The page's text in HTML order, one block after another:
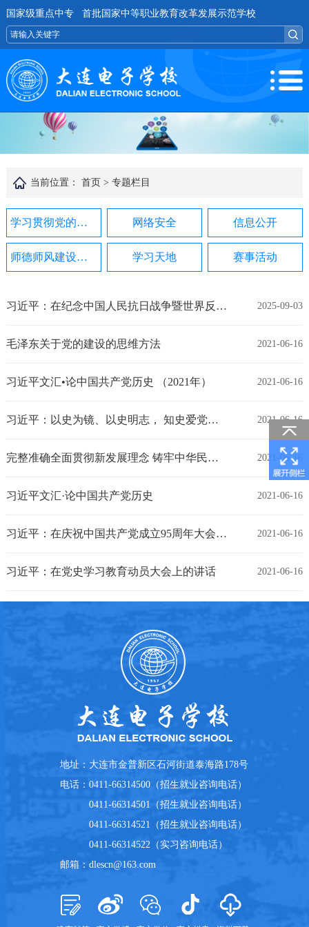
国家级重点中专 首批国家中等职业教育改革发展示范学校
当前位置： 首页 > 专题栏目
学习贯彻党的二十届四中全会精神 网络安全 信息公开
师德师风建设专项整治行动专栏 学习天地 赛事活动
习近平：在纪念中国人民抗日战争暨世界反法西斯战争胜利80周年大会上的讲话 2025-09-03
毛泽东关于党的建设的思维方法 2021-06-16
习近平文汇•论中国共产党历史 （2021年） 2021-06-16
习近平：以史为镜、以史明志， 知史爱党、知史爱国 2021-06-16
完整准确全面贯彻新发展理念 铸牢中华民族共同体意识 2021-06-16
习近平文汇·论中国共产党历史 2021-06-16
习近平：在庆祝中国共产党成立95周年大会上的讲话 2021-06-16
习近平：在党史学习教育动员大会上的讲话 2021-06-16
地址： 大连市金普新区石河街道泰海路178号
电话：0411-66314500（招生就业咨询电话）
0411-66314501（招生就业咨询电话）
0411-66314521（招生就业咨询电话）
0411-66314522（实习咨询电话）
邮箱：dlescn@163.com